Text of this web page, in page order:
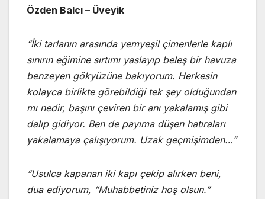
Özden Balcı – Üveyik
“İki tarlanın arasında yemyeşil çimenlerle kaplı
sınırın eğimine sırtımı yaslayıp beleş bir havuza
benzeyen gökyüzüne bakıyorum. Herkesin
kolayca birlikte görebildiği tek şey olduğundan
mı nedir, başını çeviren bir anı yakalamış gibi
dalıp gidiyor. Ben de payıma düşen hatıraları
yakalamaya çalışıyorum. Uzak geçmişimden…”
“Usulca kapanan iki kapı çekip alırken beni,
dua ediyorum, “Muhabbetiniz hoş olsun.”